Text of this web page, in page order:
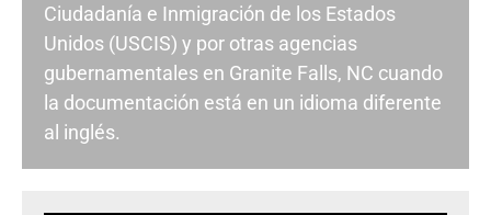
Ciudadanía e Inmigración de los Estados
Unidos (USCIS) y por otras agencias
gubernamentales en Granite Falls, NC cuando
la documentación está en un idioma diferente
al inglés.